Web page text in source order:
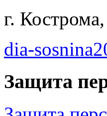
г.
dia-
Защита